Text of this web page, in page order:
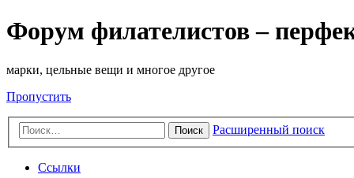
Форум филателистов –
марки, цельные вещи и многое другое
Пропустить
Поиск Расширенный поиск
Ссылки